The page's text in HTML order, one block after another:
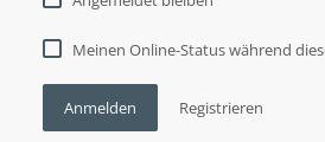
Meinen Online-Status während
Anmelden Registrieren